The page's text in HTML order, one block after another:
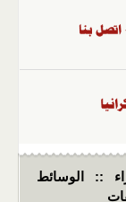
::
الوسائط